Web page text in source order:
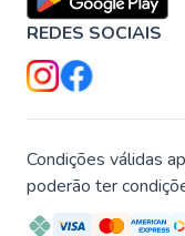
REDES SOCIAIS
Condições válidas
poderão ter